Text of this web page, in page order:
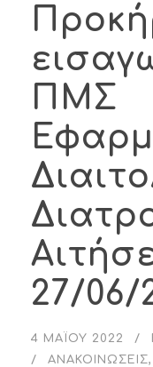
ΠΜΣ
27/06/
4 ΜΑΪ́ΟΥ 2022
ΑΝΑΚΟΙΝΏΣΕΙΣ,